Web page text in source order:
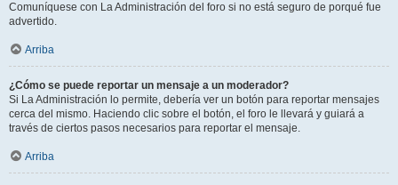
Comuníquese con La Administración del foro si no está seguro de porqué fue
advertido.
Arriba
¿Cómo se puede reportar un mensaje a un moderador?
Si La Administración lo permite, debería ver un botón para reportar mensajes
cerca del mismo. Haciendo clic sobre el botón, el foro le llevará y guiará a
través de ciertos pasos necesarios para reportar el mensaje.
Arriba